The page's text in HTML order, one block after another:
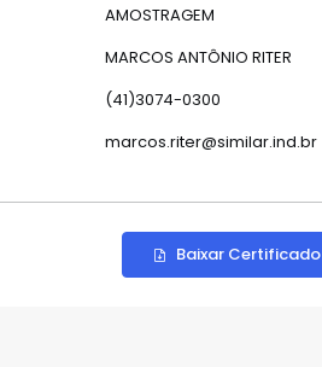
AMOSTRAGEM
MARCOS ANTÔNIO RITER
(41)3074-0300
marcos.riter@similar.ind.br
Baixar Certificado